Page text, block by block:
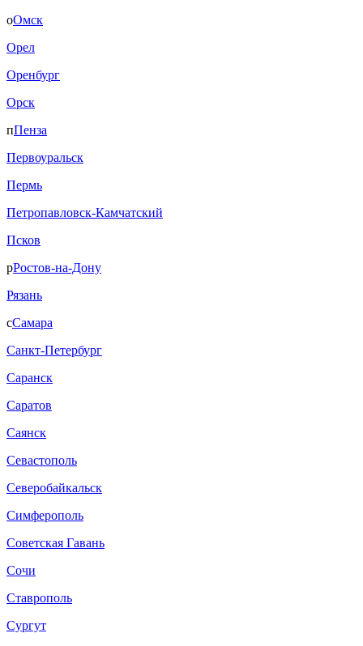
оОмск
Орел
Оренбург
Орск
пПенза
Первоуральск
Пермь
Петропавловск-Камчатский
Псков
рРостов-на-Дону
Рязань
сСамара
Санкт-Петербург
Саранск
Саратов
Саянск
Севастополь
Северобайкальск
Симферополь
Советская Гавань
Сочи
Ставрополь
Сургут